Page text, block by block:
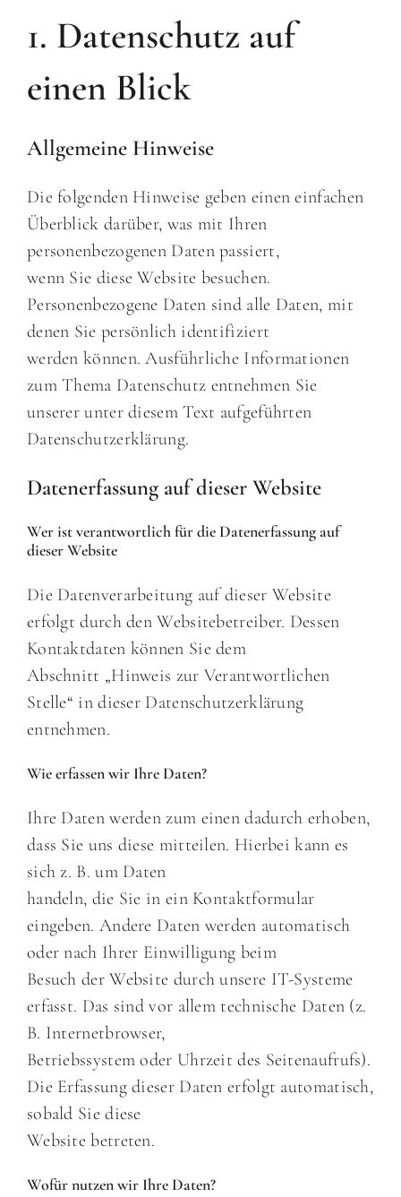
1. Datenschutz auf
einen Blick
Allgemeine Hinweise
Die folgenden Hinweise geben einen einfachen
Überblick darüber, was mit Ihren
personenbezogenen Daten passiert,
wenn Sie diese Website besuchen.
Personenbezogene Daten sind alle Daten, mit
denen Sie persönlich identifiziert
werden können. Ausführliche Informationen
zum Thema Datenschutz entnehmen Sie
unserer unter diesem Text aufgeführten
Datenschutzerklärung.
Datenerfassung auf dieser Website
Wer ist verantwortlich für die Datenerfassung auf
dieser Website
Die Datenverarbeitung auf dieser Website
erfolgt durch den Websitebetreiber. Dessen
Kontaktdaten können Sie dem
Abschnitt „Hinweis zur Verantwortlichen
Stelle“ in dieser Datenschutzerklärung
entnehmen.
Wie erfassen wir Ihre Daten?
Ihre Daten werden zum einen dadurch erhoben,
dass Sie uns diese mitteilen. Hierbei kann es
sich z. B. um Daten
handeln, die Sie in ein Kontaktformular
eingeben. Andere Daten werden automatisch
oder nach Ihrer Einwilligung beim
Besuch der Website durch unsere IT-Systeme
erfasst. Das sind vor allem technische Daten (z.
B. Internetbrowser,
Betriebssystem oder Uhrzeit des Seitenaufrufs).
Die Erfassung dieser Daten erfolgt automatisch,
sobald Sie diese
Website betreten.
Wofür nutzen wir Ihre Daten?